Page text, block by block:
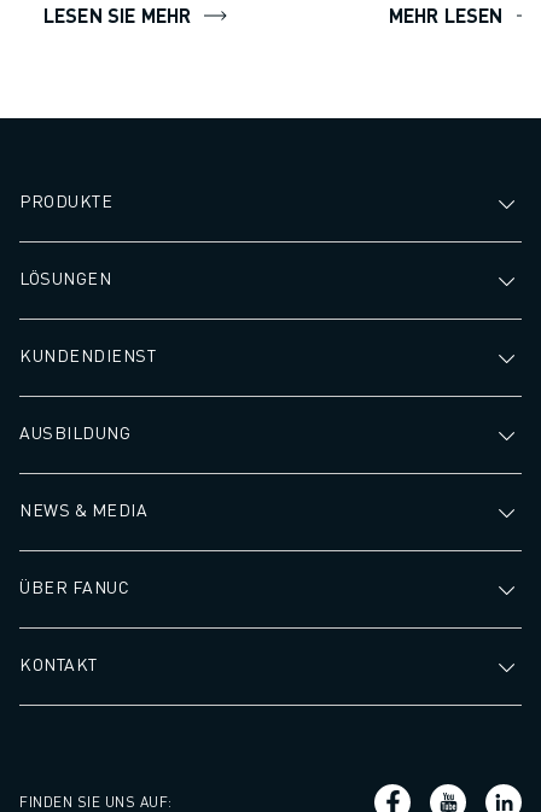
LESEN SIE MEHR MEHR LESEN
PRODUKTE
LÖSUNGEN
KUNDENDIENST
AUSBILDUNG
NEWS & MEDIA
ÜBER FANUC
KONTAKT
FINDEN SIE UNS AUF: